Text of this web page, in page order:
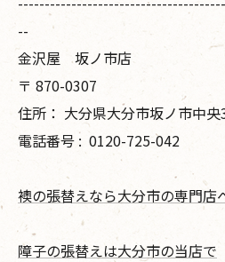
--
金沢屋 坂ノ市店
〒 870-0307
住所： 大分県大分市坂ノ市中
電話番号 : 0120-725-042
襖の張替えなら大分市の専門店
障子の張替えは大分市の当店で